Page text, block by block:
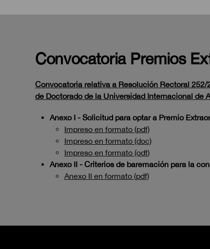
Convocatoria Premios
Convocatoria relativa a Resolución Rectoral
de Doctorado de la Universidad Internacional de
Anexo I - Solicitud para optar a Premio
Impreso en formato (pdf)
Impreso en formato (doc)
Impreso en formato (odt)
Anexo II - Criterios de baremación para la
Anexo II en formato (pdf)